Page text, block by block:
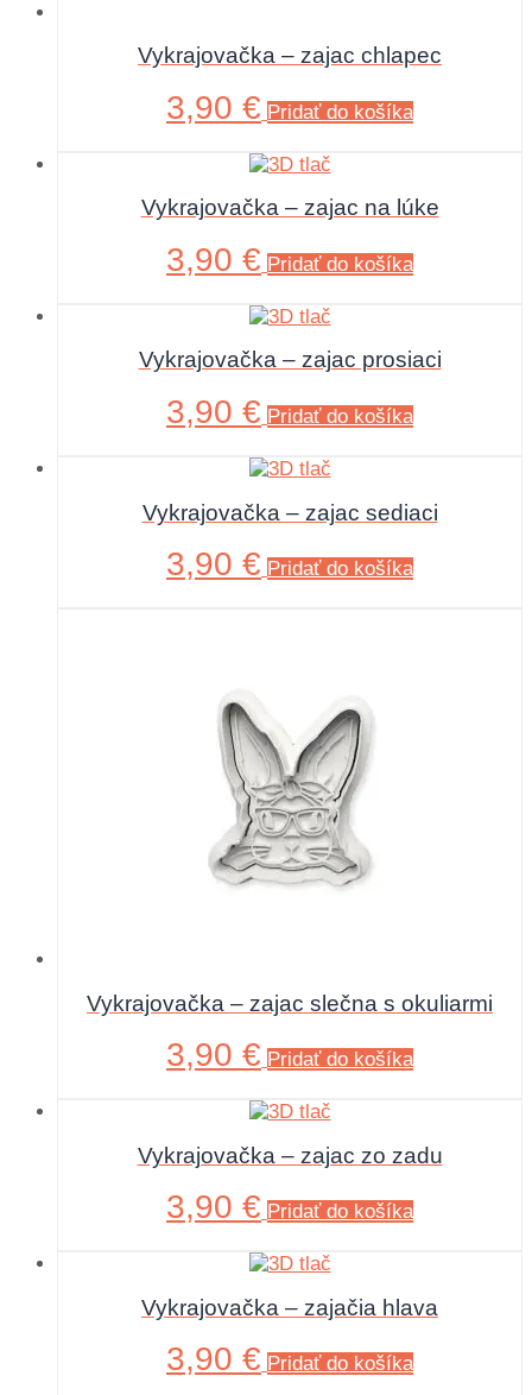
Vykrajovačka – zajac chlapec
3,90 € Pridať do košíka
Vykrajovačka – zajac na lúke
3,90 € Pridať do košíka
Vykrajovačka – zajac prosiaci
3,90 € Pridať do košíka
Vykrajovačka – zajac sediaci
3,90 € Pridať do košíka
Vykrajovačka – zajac slečna s okuliarmi
3,90 € Pridať do košíka
Vykrajovačka – zajac zo zadu
3,90 € Pridať do košíka
Vykrajovačka – zajačia hlava
3,90 € Pridať do košíka